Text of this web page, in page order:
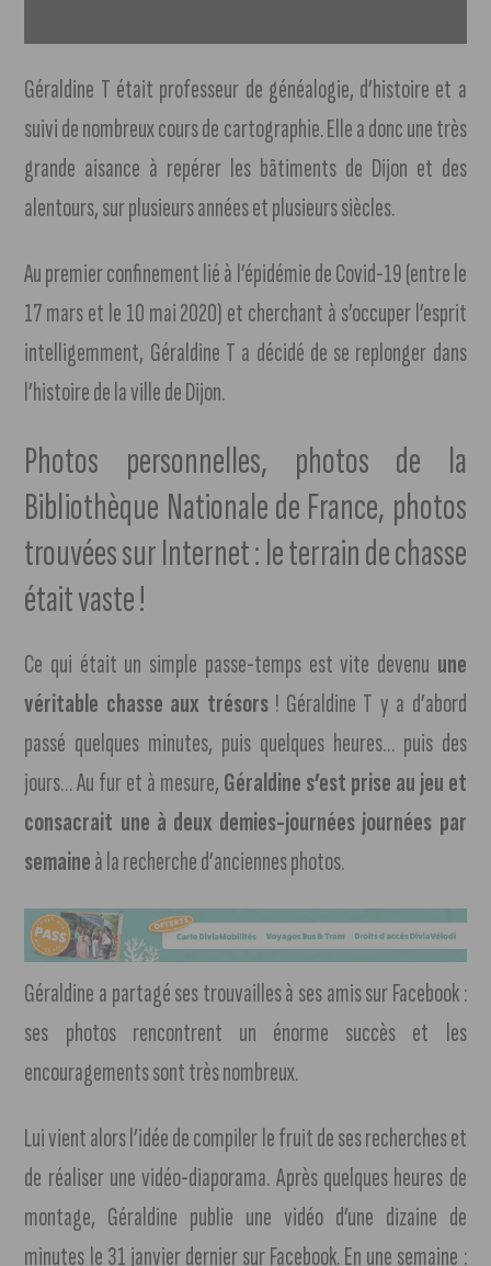
Géraldine T était professeur de généalogie, d’histoire et a
suivi de nombreux cours de cartographie. Elle a donc une très
grande aisance à repérer les bâtiments de Dijon et des
alentours, sur plusieurs années et plusieurs siècles.
Au premier confinement lié à l’épidémie de Covid-19 (entre le
17 mars et le 10 mai 2020) et cherchant à s’occuper l’esprit
intelligemment, Géraldine T a décidé de se replonger dans
l’histoire de la ville de Dijon.
Photos personnelles, photos de la
Bibliothèque Nationale de France, photos
trouvées sur Internet : le terrain de chasse
était vaste !
Ce qui était un simple passe-temps est vite devenu une
véritable chasse aux trésors! Géraldine T y a d’abord
passé quelques minutes, puis quelques heures… puis des
jours… Au fur et à mesure, Géraldine s’est prise au jeu et
consacrait une à deux demies-journées journées par
semaineà la recherche d’anciennes photos.
Géraldine a partagé ses trouvailles à ses amis sur Facebook :
ses photos rencontrent un énorme succès et les
encouragements sont très nombreux.
Lui vient alors l’idée de compiler le fruit de ses recherches et
de réaliser une vidéo-diaporama. Après quelques heures de
montage, Géraldine publie une vidéo d’une dizaine de
minutes le 31 janvier dernier sur Facebook. En une semaine :